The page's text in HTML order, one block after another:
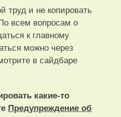
труд и не копировать
всем вопросам о
к главному
можно через
в сайдбаре
какие-то
Предупреждение об